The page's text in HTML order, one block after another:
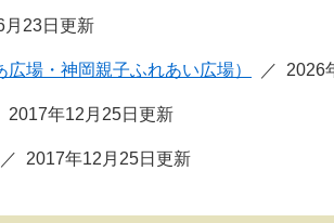
月23日更新
場・神岡親子ふれあい広場） 2026
2017年12月25日更新
2017年12月25日更新